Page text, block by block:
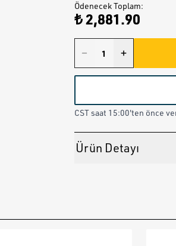
Ödenecek Toplam:
₺ 2,881.90
CST saat 15:00'ten önce
Ürün Detayı